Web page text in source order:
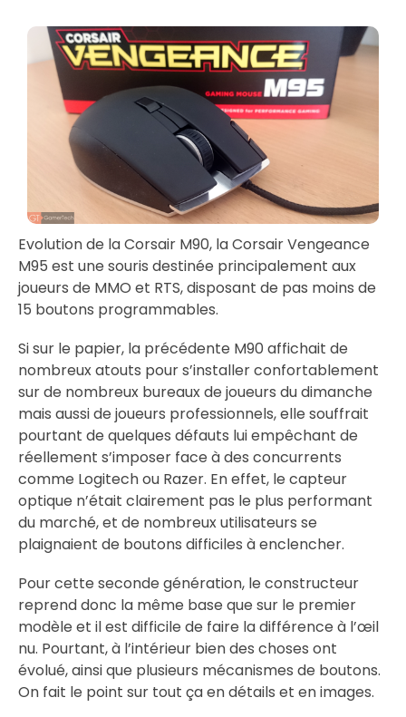
Evolution de la Corsair M90, la Corsair Vengeance
M95 est une souris destinée principalement aux
joueurs de MMO et RTS, disposant de pas moins de
15 boutons programmables.
Si sur le papier, la précédente M90 affichait de
nombreux atouts pour s’installer confortablement
sur de nombreux bureaux de joueurs du dimanche
mais aussi de joueurs professionnels, elle souffrait
pourtant de quelques défauts lui empêchant de
réellement s’imposer face à des concurrents
comme Logitech ou Razer. En effet, le capteur
optique n’était clairement pas le plus performant
du marché, et de nombreux utilisateurs se
plaignaient de boutons difficiles à enclencher.
Pour cette seconde génération, le constructeur
reprend donc la même base que sur le premier
modèle et il est difficile de faire la différence à l’œil
nu. Pourtant, à l’intérieur bien des choses ont
évolué, ainsi que plusieurs mécanismes de boutons.
On fait le point sur tout ça en détails et en images.